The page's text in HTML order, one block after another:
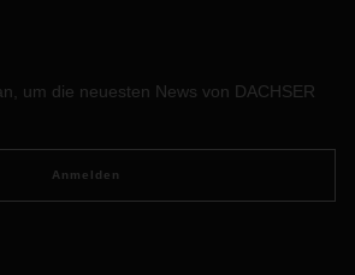
um die neuesten News von DACHSER
Anmelden